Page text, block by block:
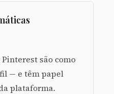
são como
— e têm papel
plataforma.